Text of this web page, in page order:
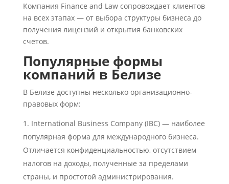
Компания Finance and Law сопровождает клиентов
на всех этапах — от выбора структуры бизнеса до
получения лицензий и открытия банковских
счетов.
Популярные формы
компаний в Белизе
В Белизе доступны несколько организационно-
правовых форм:
International Business Company (IBC) — наиболее
популярная форма для международного бизнеса.
Отличается конфиденциальностью, отсутствием
налогов на доходы, полученные за пределами
страны, и простотой администрирования.